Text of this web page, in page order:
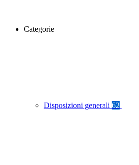
Categorie
Disposizioni generali 62